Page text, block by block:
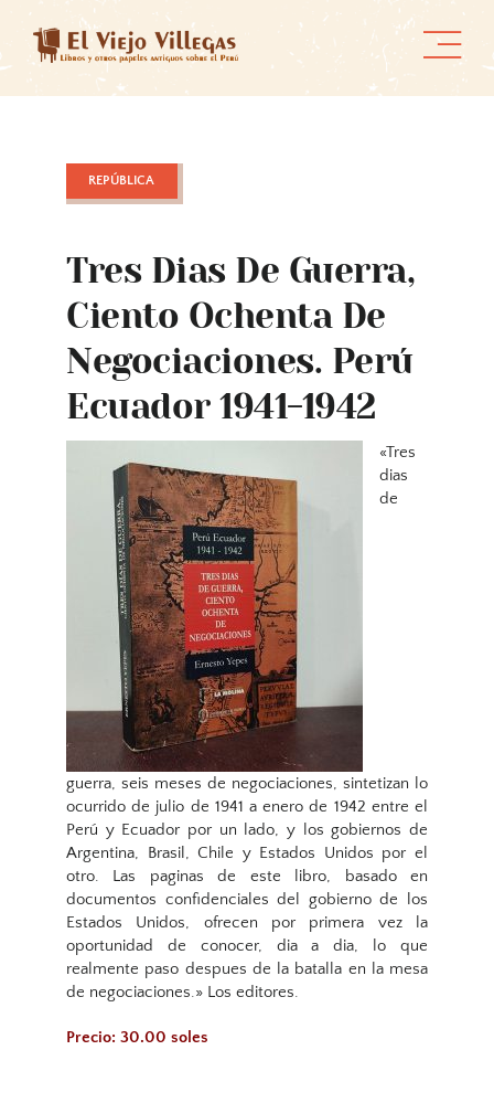
content
REPÚBLICA
Tres Dias De Guerra,
Ciento Ochenta De
Negociaciones. Perú
Ecuador 1941-1942
«Tres
dias
de
guerra, seis meses de negociaciones, sintetizan lo
ocurrido de julio de 1941 a enero de 1942 entre el
Perú y Ecuador por un lado, y los gobiernos de
Argentina, Brasil, Chile y Estados Unidos por el
otro. Las paginas de este libro, basado en
documentos confidenciales del gobierno de los
Estados Unidos, ofrecen por primera vez la
oportunidad de conocer, dia a dia, lo que
realmente paso despues de la batalla en la mesa
de negociaciones.» Los editores.
Precio: 30.00 soles